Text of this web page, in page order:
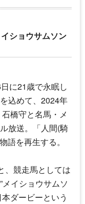
ショウサムソン
に21歳で永眠し
込めて、2024年
石橋守と名馬・メ
放送。「人間(騎
語を再生する。
、競走馬としては
イショウサムソ
ダービーという